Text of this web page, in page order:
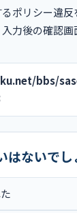
ポリシー違反
力後の確認画
bbs/
はないでし